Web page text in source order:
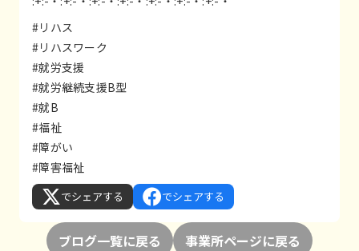
#リハス
#リハスワーク
#就労支援
#就労継続支援B型
#就B
#福祉
#障がい
#障害福祉
でシェアする でシェアする
ブログ一覧に戻る 事業所ページに戻る